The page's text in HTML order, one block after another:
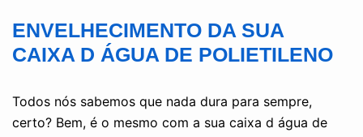
ENVELHECIMENTO DA SUA
CAIXA D ÁGUA DE POLIETILENO
Todos nós sabemos que nada dura para sempre,
certo? Bem, é o mesmo com a sua caixa d água de